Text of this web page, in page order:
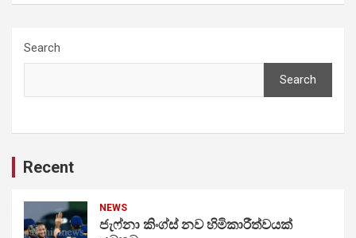
Search
Search
Recent
NEWS
ජැෆ්නා කිංග්ස් නව හිමිකාරීත්වයක්